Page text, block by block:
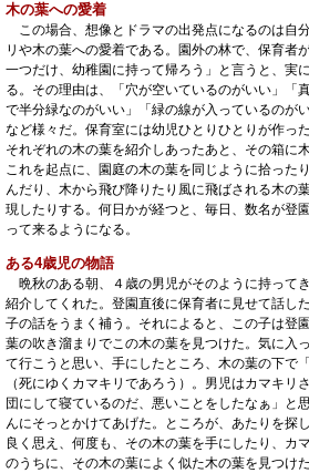
木の葉への愛着
この場合、想像とドラマの出発点になるのは自
リや木の葉への愛着である。園外の林で、保育者
一つだけ、幼稚園に持って帰ろう」と言うと、実
る。その理由は、「穴が空いているのがいい」「
で半分緑なのがいい」「緑の線が入っているのが
など様々だ。保育室には幼児ひとりひとりが作っ
それぞれの木の葉を紹介しあったあと、その箱に
これを起点に、園庭の木の葉を同じように拾った
んだり、木から飛び降りたり風に飛ばされる木の
現したりする。何日かが経つと、毎日、数名が登
って来るようになる。
ある4歳児の物語
晩秋のある朝、４歳の男児がそのように持って
紹介してくれた。登園直後に保育者に見せて話し
子の話をうまく補う。それによると、この子は登
葉の吹き溜まりでこの木の葉を見つけた。気に入
て行こうと思い、手にしたところ、木の葉の下で
（死にゆくカマキリであろう）。男児はカマキリ
団にして寝ているのだ、悪いことをしたなぁ」と
んにそっとかけてあげた。ところが、あたりを探
良く思え、何度も、その木の葉を手にしたり、カ
のうちに、その木の葉によく似た木の葉を見つけ